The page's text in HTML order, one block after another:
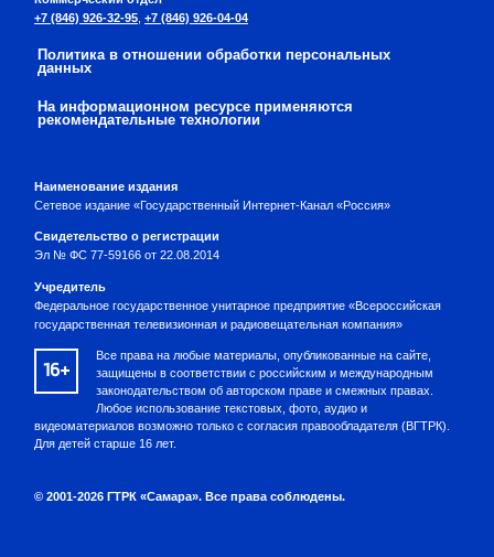
+7 (846) 926-32-95 +7 (846) 926-04-04
Политика в отношении обработки персональных
данных
На информационном ресурсе применяются
рекомендательные технологии
Наименование издания
Сетевое издание «Государственный Интернет-Канал «Россия»
Свидетельство о регистрации
Эл № ФС 77-59166 от 22.08.2014
Учредитель
Федеральное государственное унитарное предприятие «Всероссийская
государственная телевизионная и радиовещательная компания»
16+
Все права на любые материалы, опубликованные на сайте,
защищены в соответствии с российским и международным
законодательством об авторском праве и смежных правах.
Любое использование текстовых, фото, аудио и
видеоматериалов возможно только с согласия правообладателя (ВГТРК).
Для детей старше 16 лет.
© 2001-2026 ГТРК «Самара». Все права соблюдены.